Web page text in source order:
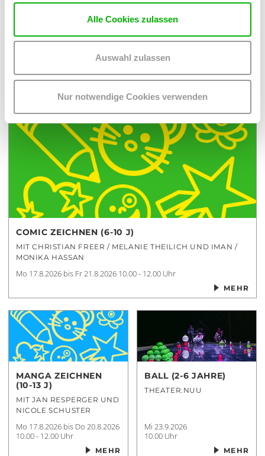
Alle Cookies zulassen
Auswahl zulassen
Nur notwendige Cookies verwenden
MEHR MEHR
MEHR ZUM THEMAKUNST
KINDER UND JUGEND
COMIC ZEICHNEN (6-10 J)
MIT CHRISTIAN FREER / MELANIE THEILICH UND IMAN /
MONIKA HASSAN
Mo 17.8.2026 bis Fr 21.8.2026 10.00 - 12.00 Uhr
MEHR
MANGA ZEICHNEN
(10-13 J)
MIT JAN RESPERGER UND
NICOLE SCHUSTER
Mo 17.8.2026 bis Do 20.8.2026
10.00 - 12.00 Uhr
MEHR
BALL (2-6 JAHRE)
THEATER.NUU
Mi 23.9.2026
10.00 Uhr
MEHR